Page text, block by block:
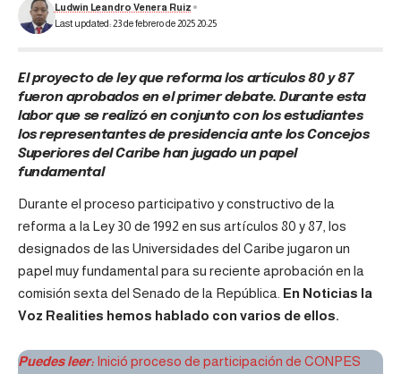
Last updated: 23 de febrero de 2025 20:25
Ludwin Leandro Venera Ruiz
El proyecto de ley que reforma los artículos 80 y 87
fueron aprobados en el primer debate. Durante esta
labor que se realizó en conjunto con los estudiantes
los representantes de presidencia ante los Concejos
Superiores del Caribe han jugado un papel
fundamental
Durante el proceso participativo y constructivo de la
reforma a la Ley 30 de 1992 en sus artículos 80 y 87, los
designados de las Universidades del Caribe jugaron un
papel muy fundamental para su reciente aprobación en la
comisión sexta del Senado de la República. En Noticias la
Voz Realities hemos hablado con varios de ellos.
Puedes leer: Inició proceso de participación de CONPES